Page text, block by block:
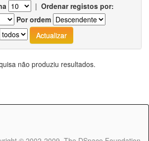
| Ordenar registos por:
Por ordem
não produziu resultados.